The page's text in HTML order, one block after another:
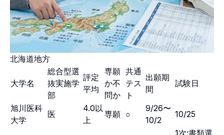
北海道地方
大学名
総合型選
抜実施学
部
評定
平均
専願
か不
問か
共通
テス
ト
出願期
間
試験日
旭川医科
大学
医
4.0以
上
専願 ○
9/26〜
10/2
10/25